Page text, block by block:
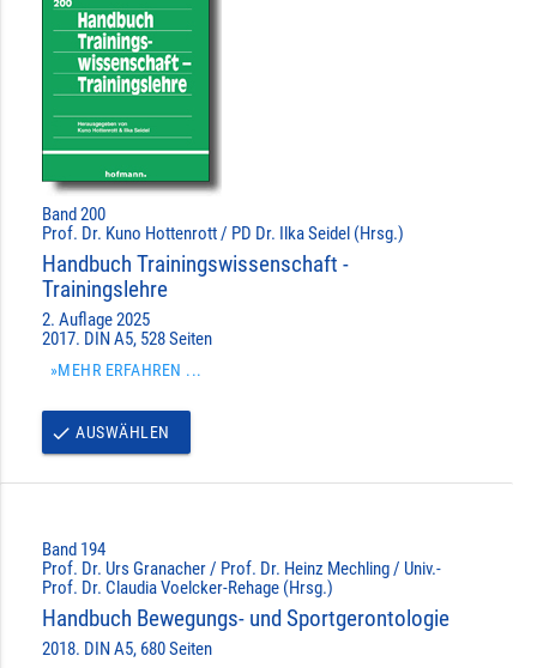
Band 200
Prof. Dr. Kuno Hottenrott / PD Dr. Ilka Seidel (Hrsg.)
Handbuch Trainingswissenschaft -
Trainingslehre
2. Auflage 2025
2017. DIN A5, 528 Seiten
»MEHR ERFAHREN ...
done AUSWÄHLEN
Band 194
Prof. Dr. Urs Granacher / Prof. Dr. Heinz Mechling / Univ.-
Prof. Dr. Claudia Voelcker-Rehage (Hrsg.)
Handbuch Bewegungs- und Sportgerontologie
2018. DIN A5, 680 Seiten